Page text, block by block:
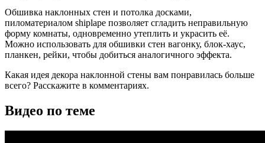
Обшивка наклонных стен и потолка досками,
пиломатериалом shiplape позволяет сгладить неправильную
форму комнаты, одновременно утеплить и украсить её.
Можно использовать для обшивки стен вагонку, блок-хаус,
планкен, рейки, чтобы добиться аналогичного эффекта.
Какая идея декора наклонной стены вам понравилась больше
всего? Расскажите в комментариях.
Видео по теме